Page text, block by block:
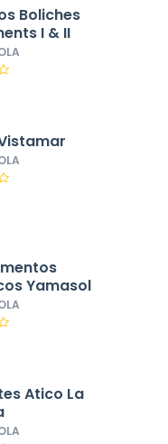
Boliches
I & II
Yamasol
Atico La